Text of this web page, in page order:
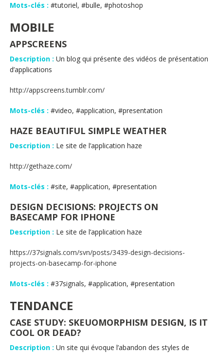
Mots-clés : #tutoriel, #bulle, #photoshop
MOBILE
APPSCREENS
Description : Un blog qui présente des vidéos de présentation
d’applications
http://appscreens.tumblr.com/
Mots-clés : #video, #application, #presentation
HAZE BEAUTIFUL SIMPLE WEATHER
Description : Le site de l’application haze
http://gethaze.com/
Mots-clés : #site, #application, #presentation
DESIGN DECISIONS: PROJECTS ON
BASECAMP FOR IPHONE
Description : Le site de l’application haze
https://37signals.com/svn/posts/3439-design-decisions-
projects-on-basecamp-for-iphone
Mots-clés : #37signals, #application, #presentation
TENDANCE
CASE STUDY: SKEUOMORPHISM DESIGN, IS IT
COOL OR DEAD?
Description : Un site qui évoque l’abandon des styles de